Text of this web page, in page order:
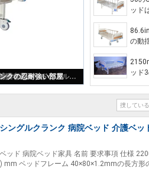
介護ベッド 静か
ッド
の動
ッド
ングルクランク 病院ベッド 介護ベッ
ッド 病院ベッド家具 名前 要求事項 仕様
mm ベッドフレーム 40×80×1.2mmの長方形